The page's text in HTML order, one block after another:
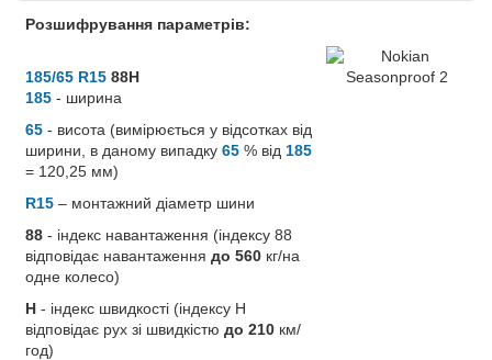
Розшифрування параметрів:
185/65 R15 88H
185 - ширина
65 - висота (вимірюється у відсотках від
ширини, в даному випадку 65 % від 185
= 120,25 мм)
R15 – монтажний діаметр шини
88 - індекс навантаження (індексу 88
відповідає навантаження до 560 кг/на
одне колесо)
H - індекс швидкості (індексу H
відповідає рух зі швидкістю до 210 км/
год)